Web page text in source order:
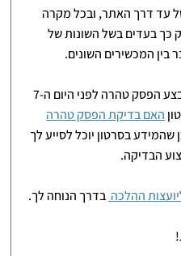
עד דרך האתר, ובכל מקרה
כך בעדים בשל השונות של
המכשירים השונים.
ציינת שלרוב את לא מצליחה לבצע הפסק טהרה לפני היום ה7-
האם בדיקת הפסק טהרה
שהמידע בסרטון יוכל לסייע לך
הבדיקה.
ההלכה בדרך הנוחה לך.